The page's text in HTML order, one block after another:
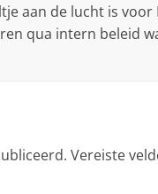
aan de lucht is
qua intern beleid
Vereiste